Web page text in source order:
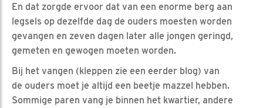
En dat zorgde ervoor dat van een enorme berg aan
legsels op dezelfde dag de ouders moesten worden
gevangen en zeven dagen later alle jongen geringd,
gemeten en gewogen moeten worden.
Bij het vangen (kleppen zie een eerder blog) van
de ouders moet je altijd een beetje mazzel hebben.
Sommige paren vang je binnen het kwartier, andere